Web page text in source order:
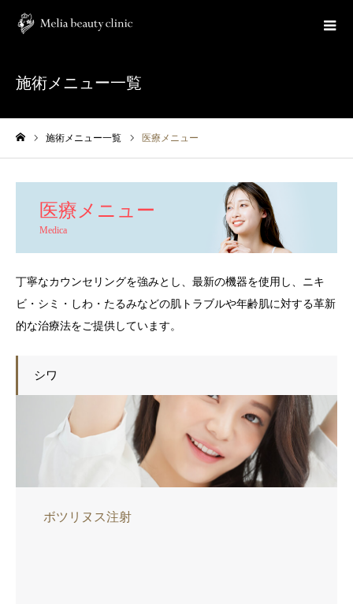
施術メニュー一覧
施術メニュー一覧 医療メニュー
医療メニュー
Medica
丁寧なカウンセリングを強みとし、最新の機器を使用し、ニキ
ビ・シミ・しわ・たるみなどの肌トラブルや年齢肌に対する革新
的な治療法をご提供しています。
シワ
ボツリヌス注射